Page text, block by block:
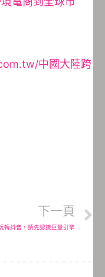
中國大陸跨
下一頁
轉抖音，請先認識巨量引擎